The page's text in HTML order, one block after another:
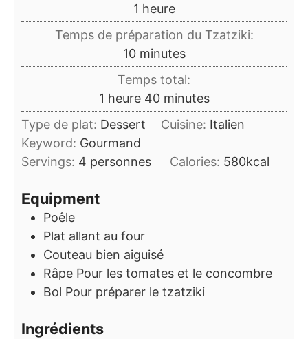
1 heure
heure
Temps de préparation du Tzatziki:
10minutes
minutes
Temps total:
1 heure
heure 40minutes
minutes
Type de plat: Dessert Cuisine: Italien
Keyword: Gourmand
Servings: 4 personnes Calories: 580kcal
Equipment
Poêle
Plat allant au four
Couteau bien aiguisé
Râpe Pour les tomates et le concombre
Bol Pour préparer le tzatziki
Ingrédients